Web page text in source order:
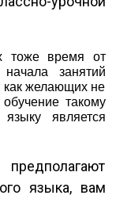
тоже время от
занятий
как желающих не
такому
является
языка, вам